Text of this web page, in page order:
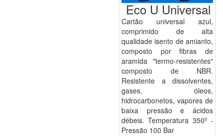
Eco U Universal
Cartão universal azul,
comprimido de alta
qualidade isento de amianto,
composto por fibras de
aramida "termo-resistentes"
composto de NBR.
Resistente a dissolventes,
gases, óleos,
hidrocarbonetos, vapores de
baixa pressão e ácidos
débeis. Temperatura 350º -
Pressão 100 Bar